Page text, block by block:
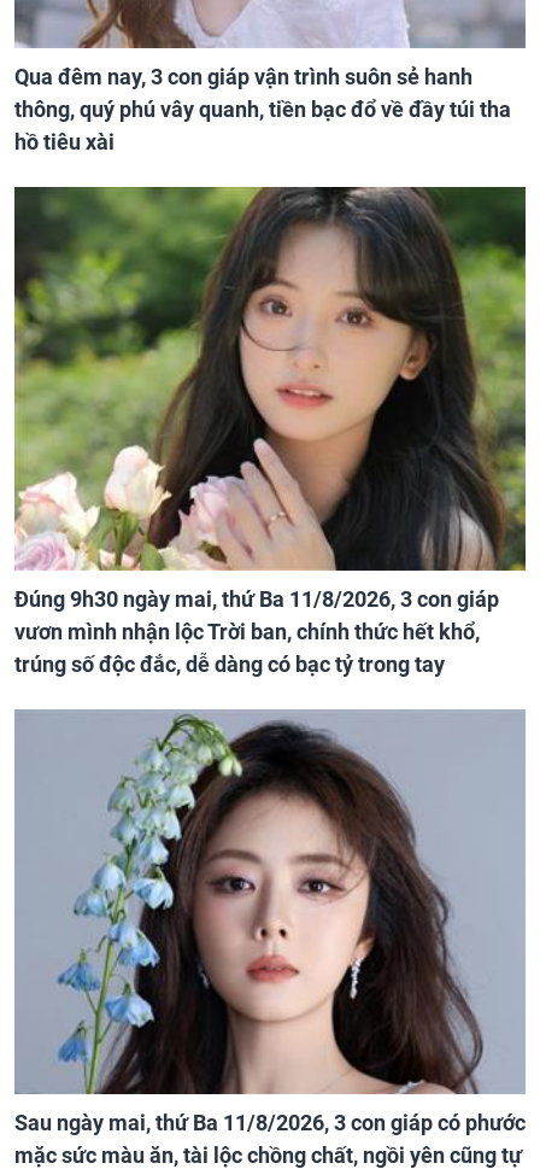
Qua đêm nay, 3 con giáp vận trình suôn sẻ hanh
thông, quý phú vây quanh, tiền bạc đổ về đầy túi tha
hồ tiêu xài
Đúng 9h30 ngày mai, thứ Ba 11/8/2026, 3 con giáp
vươn mình nhận lộc Trời ban, chính thức hết khổ,
trúng số độc đắc, dễ dàng có bạc tỷ trong tay
Sau ngày mai, thứ Ba 11/8/2026, 3 con giáp có phước
mặc sức màu ăn, tài lộc chồng chất, ngồi yên cũng tự